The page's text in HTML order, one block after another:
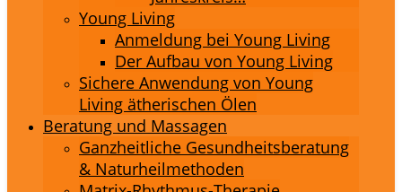
Young Living
Anmeldung bei Young Living
Der Aufbau von Young Living
Sichere Anwendung von Young
Living ätherischen Ölen
Beratung und Massagen
Ganzheitliche Gesundheitsberatung
& Naturheilmethoden